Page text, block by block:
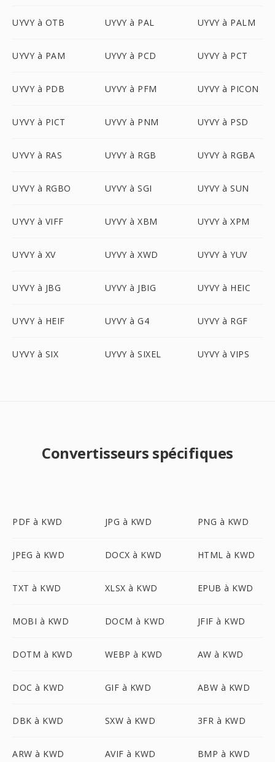
UYVY à OTB UYVY à PAL UYVY à PALM
UYVY à PAM UYVY à PCD UYVY à PCT
UYVY à PDB UYVY à PFM UYVY à PICON
UYVY à PICT UYVY à PNM UYVY à PSD
UYVY à RAS UYVY à RGB UYVY à RGBA
UYVY à RGBO UYVY à SGI UYVY à SUN
UYVY à VIFF UYVY à XBM UYVY à XPM
UYVY à XV UYVY à XWD UYVY à YUV
UYVY à JBG UYVY à JBIG UYVY à HEIC
UYVY à HEIF UYVY à G4 UYVY à RGF
UYVY à SIX UYVY à SIXEL UYVY à VIPS
Convertisseurs spécifiques
PDF à KWD JPG à KWD PNG à KWD
JPEG à KWD DOCX à KWD HTML à KWD
TXT à KWD XLSX à KWD EPUB à KWD
MOBI à KWD DOCM à KWD JFIF à KWD
DOTM à KWD WEBP à KWD AW à KWD
DOC à KWD GIF à KWD ABW à KWD
DBK à KWD SXW à KWD 3FR à KWD
ARW à KWD AVIF à KWD BMP à KWD